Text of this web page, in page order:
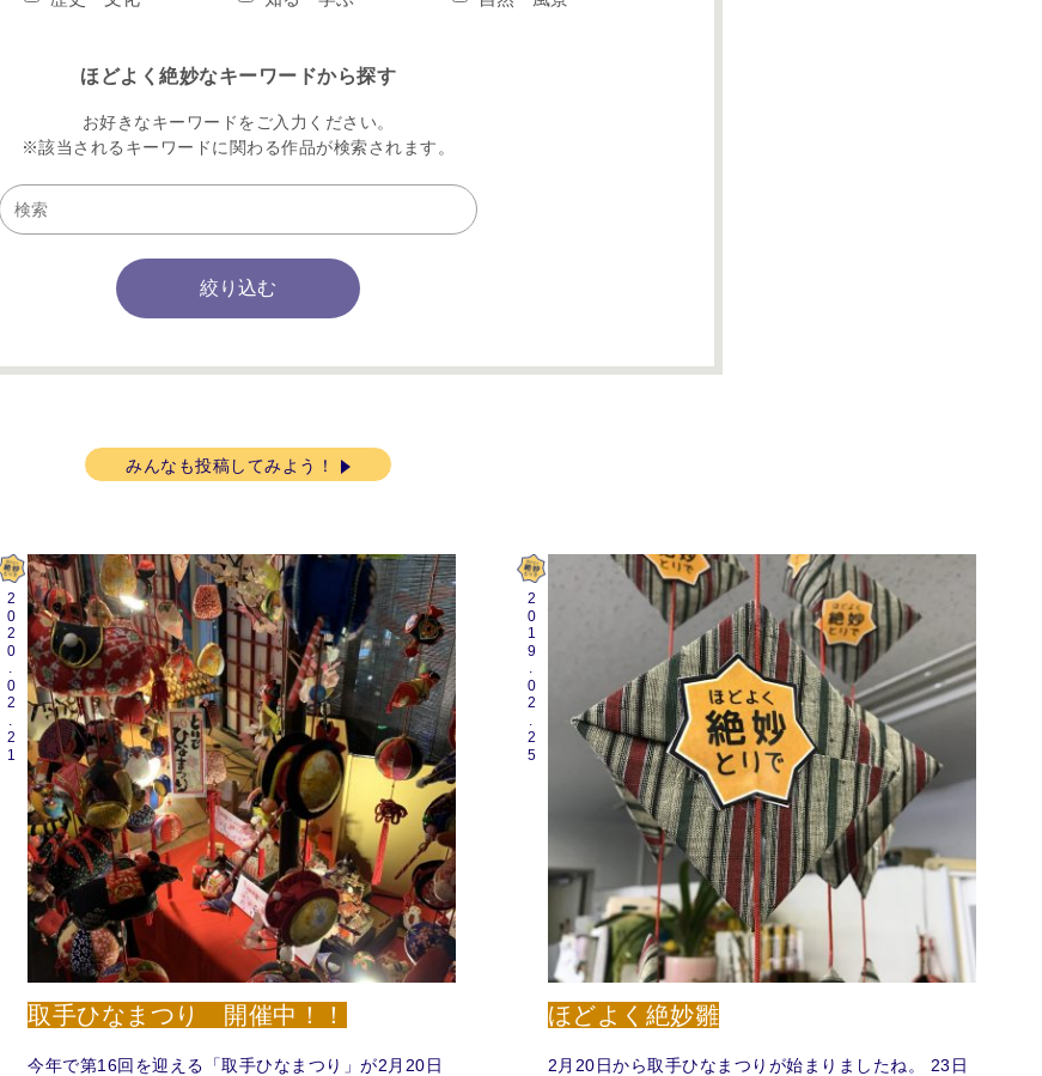
ほどよく絶妙なキーワードから探す
お好きなキーワードをご入力ください。
※該当されるキーワードに関わる作品が検索されます。
みんなも投稿してみよう！
2020.02.21
取手ひなまつり 開催中！！
今年で第16回を迎える「取手ひなまつり」が2月20日
2019.02.25
ほどよく絶妙雛
2月20日から取手ひなまつりが始まりましたね。 23日